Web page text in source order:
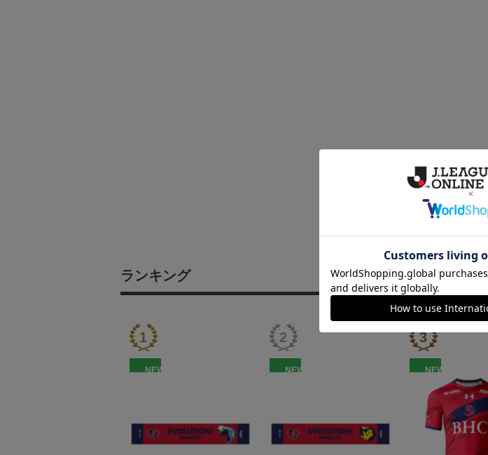
ランキング
NEW NEW NEW